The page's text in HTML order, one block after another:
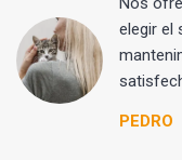
elegir el
PEDRO